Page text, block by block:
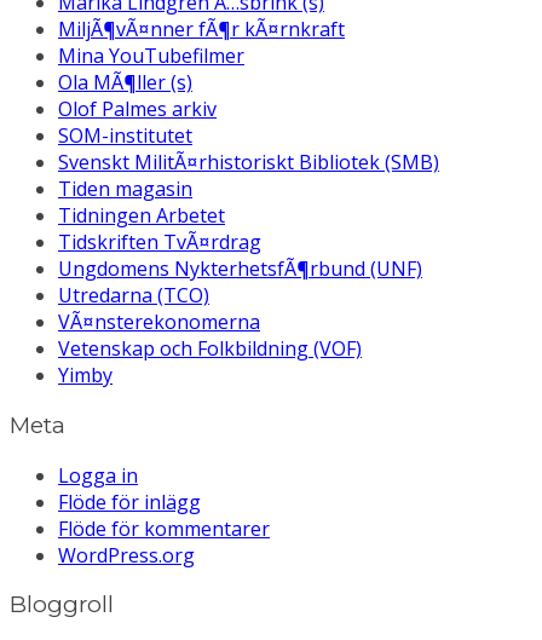
MiljÃ¶vÃ¤nner fÃ¶r kÃ¤rnkraft
Mina YouTubefilmer
Ola MÃ¶ller (s)
Olof Palmes arkiv
SOM-institutet
Svenskt MilitÃ¤rhistoriskt Bibliotek (SMB)
Tiden magasin
Tidningen Arbetet
Tidskriften TvÃ¤rdrag
Ungdomens NykterhetsfÃ¶rbund (UNF)
Utredarna (TCO)
VÃ¤nsterekonomerna
Vetenskap och Folkbildning (VOF)
Yimby
Meta
Logga in
Flöde för inlägg
Flöde för kommentarer
WordPress.org
Bloggroll